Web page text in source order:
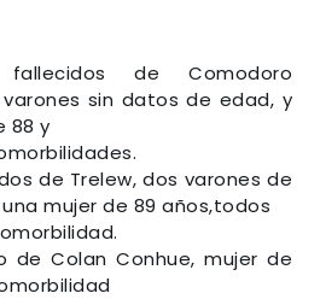
de Comodoro
varones sin datos de edad, y
88 y
de Trelew, dos varones de
mujer de 89 años,todos
de Colan Conhue, mujer de